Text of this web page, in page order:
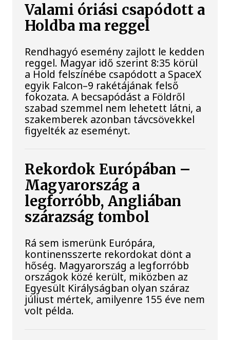
Valami óriási csapódott a
Holdba ma reggel
Rendhagyó esemény zajlott le kedden
reggel. Magyar idő szerint 8:35 körül
a Hold felszínébe csapódott a SpaceX
egyik Falcon–9 rakétájának felső
fokozata. A becsapódást a Földről
szabad szemmel nem lehetett látni, a
szakemberek azonban távcsövekkel
figyelték az eseményt.
Rekordok Európában –
Magyarország a
legforróbb, Angliában
szárazság tombol
Rá sem ismerünk Európára,
kontinensszerte rekordokat dönt a
hőség. Magyarország a legforróbb
országok közé került, miközben az
Egyesült Királyságban olyan száraz
júliust mértek, amilyenre 155 éve nem
volt példa.